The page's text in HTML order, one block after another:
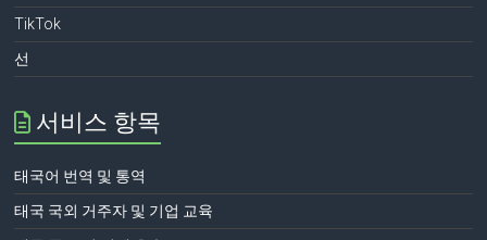
TikTok
선
서비스 항목
태국어 번역 및 통역
태국 국외 거주자 및 기업 교육